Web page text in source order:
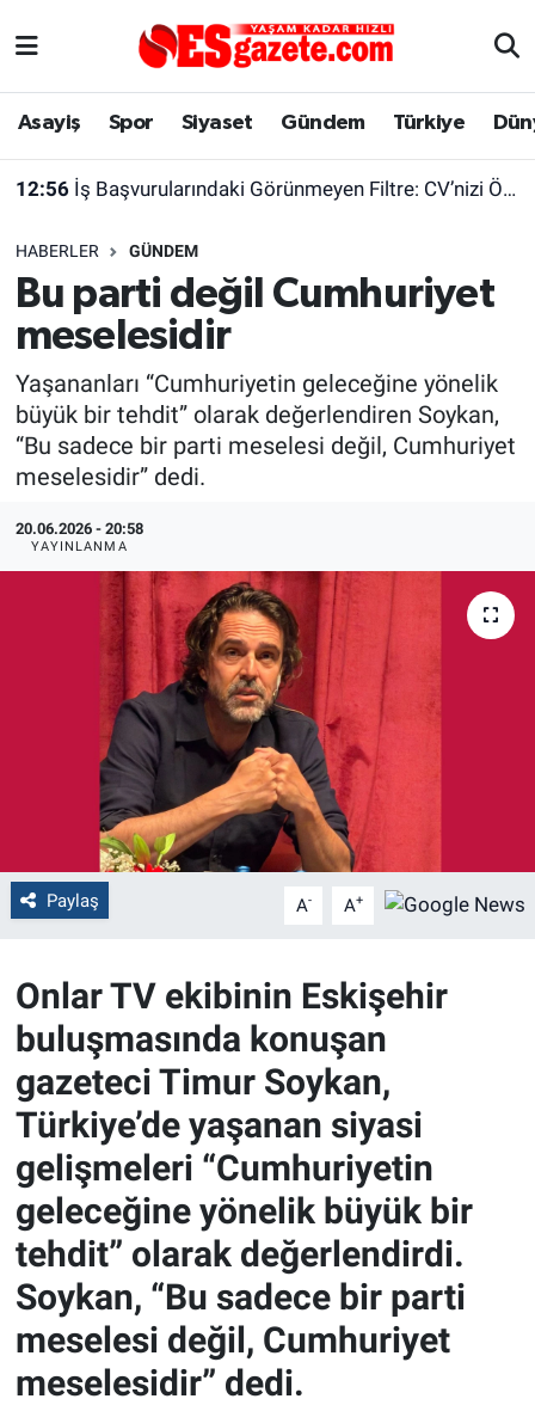
Asayiş Spor Siyaset Gündem Türkiye
12:56 İş Başvurularındaki Görünmeyen Filtre: CV’nizi Önce Bir Yazılım Okuyor
HABERLER GÜNDEM
Bu parti değil Cumhuriyet
meselesidir
Yaşananları “Cumhuriyetin geleceğine yönelik
büyük bir tehdit” olarak değerlendiren Soykan,
“Bu sadece bir parti meselesi değil, Cumhuriyet
meselesidir” dedi.
20.06.2026 - 20:58
YAYINLANMA
Paylaş A- A+
Onlar TV ekibinin Eskişehir
buluşmasında konuşan
gazeteci Timur Soykan,
Türkiye’de yaşanan siyasi
gelişmeleri “Cumhuriyetin
geleceğine yönelik büyük bir
tehdit” olarak değerlendirdi.
Soykan, “Bu sadece bir parti
meselesi değil, Cumhuriyet
meselesidir” dedi.
Asayiş
Gündem
Türkiye
Dünya
Sağlık
Alış-Veriş/İş dünyası
Yaşam
Eskişehirspor Arşivi
Eskişehir Arşivi
Röportaj
Ekonomi
Kültür Sanat
Politika
Bilecik
Kütahya
Gezi
Genel
Çevre
Magazin
Bilim ve Teknoloji
Eskişehir Nöbetçi Eczaneler
Süper Lig Puan Durumu ve Fikstür
Tüm Manşetler
Son Dakika Haberleri
Haber Arşivi